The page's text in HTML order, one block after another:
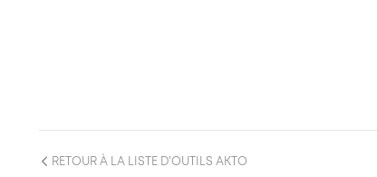
RETOUR À LA LISTE D'OUTILS AKTO